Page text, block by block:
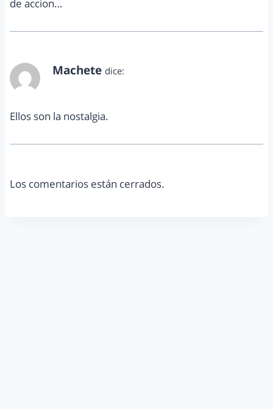
de accion…
Machete dice:
Ellos son la nostalgia.
Los comentarios están cerrados.